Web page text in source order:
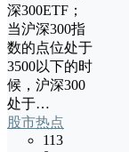
深300ETF；
当沪深300指
数的点位处于
3500以下的时
候，沪深300
处于…
股市热点
113